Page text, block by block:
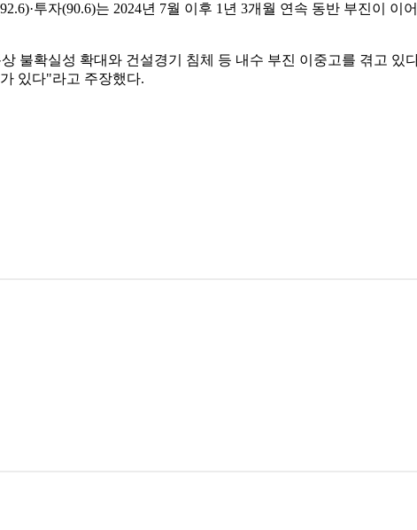
투자(90.6)는 2024년 7월 이후 1년 3개월 연속 동반 부진이
불확실성 확대와 건설경기 침체 등 내수 부진 이중고를 겪고
있다"라고 주장했다.